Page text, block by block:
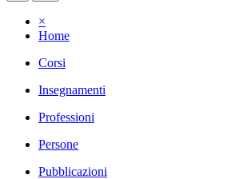
×
Home
Corsi
Insegnamenti
Professioni
Persone
Pubblicazioni